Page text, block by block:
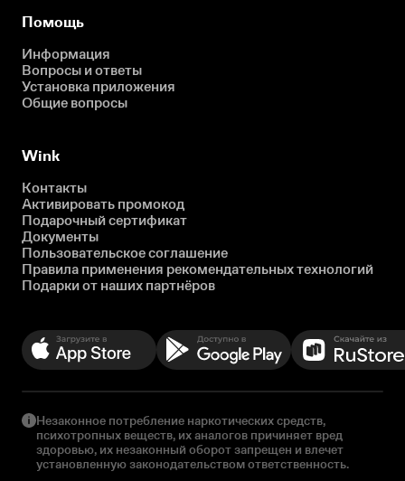
Помощь
Информация
Вопросы и ответы
Установка приложения
Общие вопросы
Wink
Контакты
Активировать промокод
Подарочный сертификат
Документы
Пользовательское соглашение
Правила применения рекомендательных технологий
Подарки от наших партнёров
Незаконное потребление наркотических средств,
психотропных веществ, их аналогов причиняет вред
здоровью, их незаконный оборот запрещен и влечет
установленную законодательством ответственность.